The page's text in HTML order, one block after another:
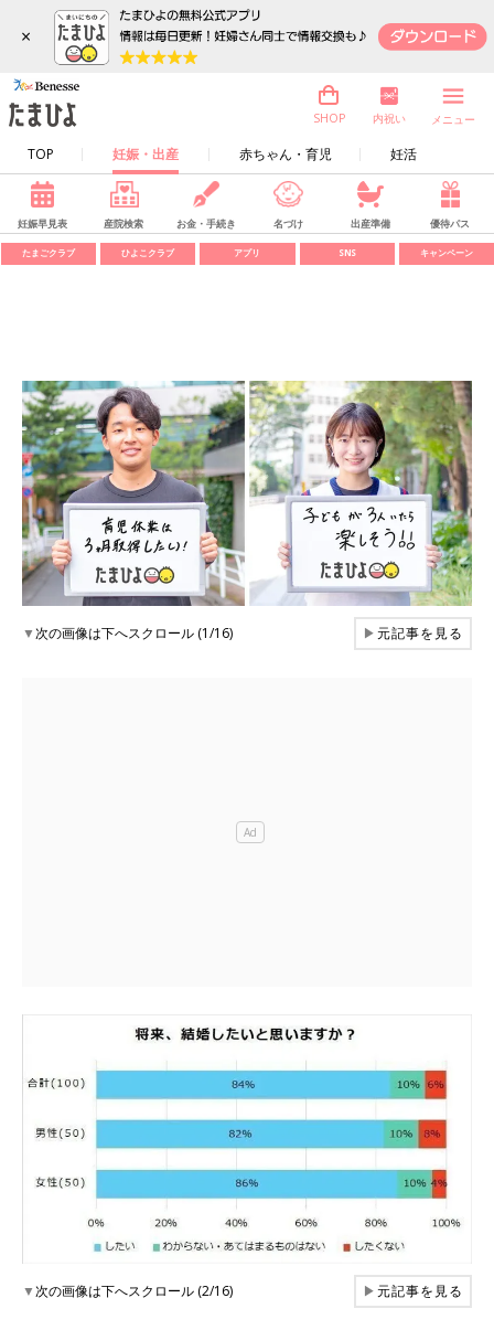
×
TOP 妊娠・出産 赤ちゃん・育児 妊活
SHOP 内祝い メニュー
妊娠早見表 産院検索 お金・手続き 名づけ 出産準備 優待パス
たまごクラブ ひよこクラブ アプリ SNS キャンペーン
▼次の画像は下へスクロール (1/16) ▶元記事を見る
▼次の画像は下へスクロール (2/16) ▶元記事を見る